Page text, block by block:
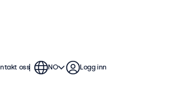
oss NO Logg inn